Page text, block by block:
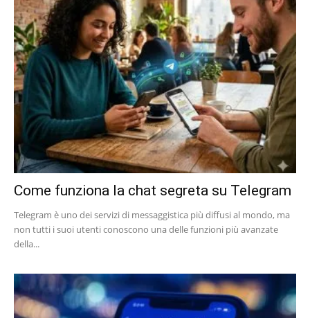
Come funziona la chat segreta su Telegram
Telegram è uno dei servizi di messaggistica più diffusi al mondo, ma
non tutti i suoi utenti conoscono una delle funzioni più avanzate
della...